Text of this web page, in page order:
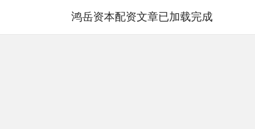
鸿岳资本配资文章已加载完成